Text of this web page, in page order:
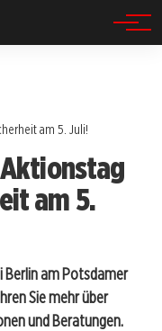
am 5. Juli!
am 5.
Berlin am Potsdamer
Sie mehr über
und Beratungen.